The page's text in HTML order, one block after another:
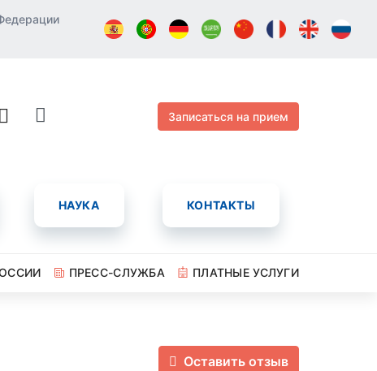
Записаться на прием
НАУКА КОНТАКТЫ
ПРЕСС-СЛУЖБА
ПЛАТНЫЕ УСЛУГИ
Оставить отзыв